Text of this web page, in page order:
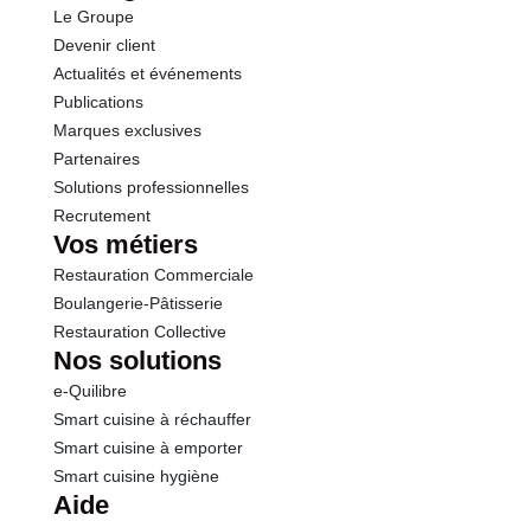
Protéines
Sel
Le Groupe
Devenir client
Actualités et événements
Publications
Marques exclusives
Partenaires
Solutions professionnelles
Recrutement
Vos métiers
Restauration Commerciale
Boulangerie-Pâtisserie
Restauration Collective
Nos solutions
e-Quilibre
Smart cuisine à réchauffer
Smart cuisine à emporter
Smart cuisine hygiène
Aide